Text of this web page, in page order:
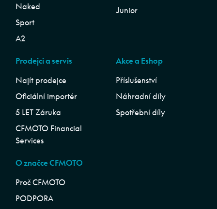
Naked
Sport
A2
Junior
Prodejci a servis
Najít prodejce
Oficiální importér
5 LET Záruka
CFMOTO Financial
Services
Akce a Eshop
Příslušenství
Náhradní díly
Spotřební díly
O značce CFMOTO
Proč CFMOTO
PODPORA